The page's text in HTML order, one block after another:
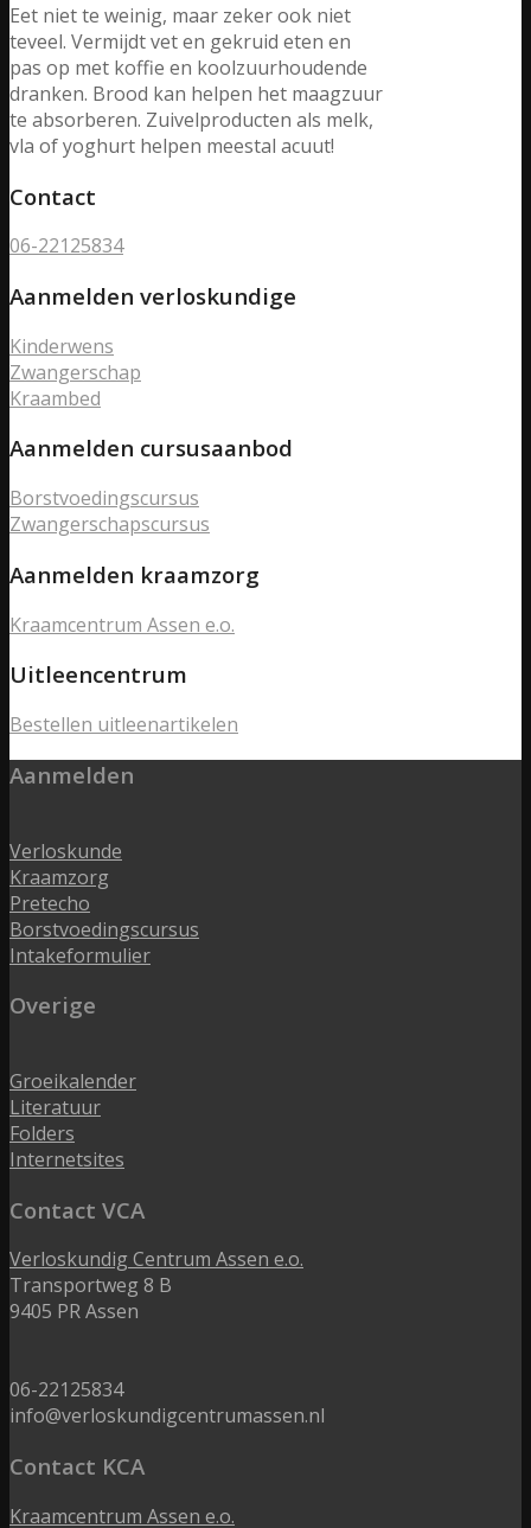
Eet niet te weinig, maar zeker ook niet
teveel. Vermijdt vet en gekruid eten en
pas op met koffie en koolzuurhoudende
dranken. Brood kan helpen het maagzuur
te absorberen. Zuivelproducten als melk,
vla of yoghurt helpen meestal acuut!
Contact
06-22125834
Aanmelden verloskundige
Kinderwens
Zwangerschap
Kraambed
Aanmelden cursusaanbod
Borstvoedingscursus
Zwangerschapscursus
Aanmelden kraamzorg
Kraamcentrum Assen e.o.
Uitleencentrum
Bestellen uitleenartikelen
Aanmelden
Verloskunde
Kraamzorg
Pretecho
Borstvoedingscursus
Intakeformulier
Overige
Groeikalender
Literatuur
Folders
Internetsites
Contact VCA
Verloskundig Centrum Assen e.o.
Transportweg 8 B
9405 PR Assen
06-22125834
info@verloskundigcentrumassen.nl
Contact KCA
Kraamcentrum Assen e.o.